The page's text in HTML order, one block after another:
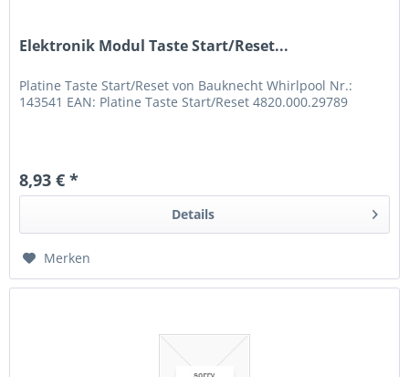
Elektronik Modul Taste Start/Reset...
Platine Taste Start/Reset von Bauknecht Whirlpool Nr.:
143541 EAN: Platine Taste Start/Reset 4820.000.29789
8,93 € *
Details
Merken